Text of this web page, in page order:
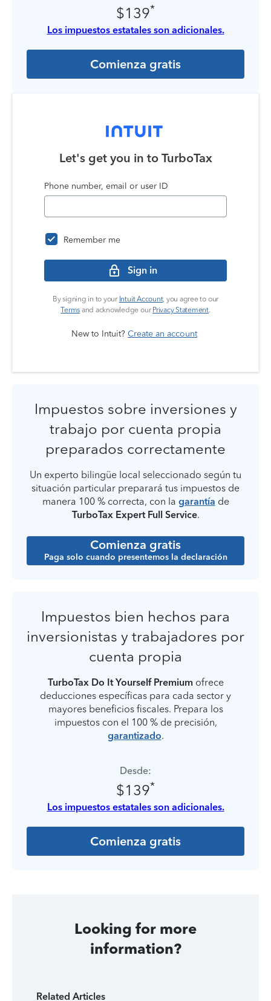
$139*
Los impuestos estatales son adicionales.
Comienza gratis
Let's get you in to TurboTax
Phone number, email or user ID
Remember me
Sign in
By signing in to your Intuit Account, you agree to our
Terms and acknowledge our Privacy Statement.
New to Intuit? Create an account
Impuestos sobre inversiones y
trabajo por cuenta propia
preparados correctamente
Un experto bilingüe local seleccionado según tu
situación particular preparará tus impuestos de
manera 100 % correcta, con la garantía de
TurboTax Expert Full Service.
Comienza gratis
Paga solo cuando presentemos la declaración
Impuestos bien hechos para
inversionistas y trabajadores por
cuenta propia
TurboTax Do It Yourself Premiumofrece
deducciones específicas para cada sector y
mayores beneficios fiscales. Prepara los
impuestos con el 100 % de precisión,
garantizado.
Desde:
$139*
Los impuestos estatales son adicionales.
Comienza gratis
Looking for more
information?
Related Articles